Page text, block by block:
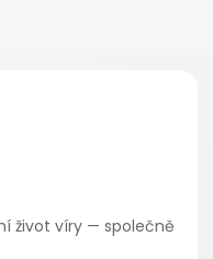
život víry — společně